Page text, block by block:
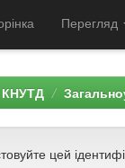
Перегляд
КНУТД
цей